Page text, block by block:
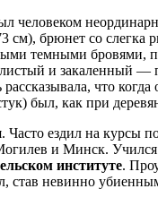
человеком
см), брюнет со слегка
темными бровями,
и закаленный —
что когда
был, как при
Часто ездил на курсы
и Минск. Учился
институте.
став невинно